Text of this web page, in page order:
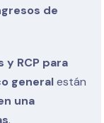
de
y RCP para
generalestán
una
.